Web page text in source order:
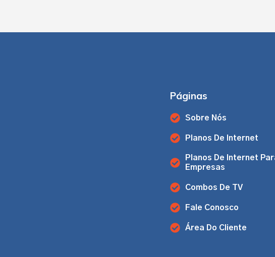
Páginas
Sobre Nós
Planos De Internet
Planos De Internet
Empresas
Combos De TV
Fale Conosco
Área Do Cliente